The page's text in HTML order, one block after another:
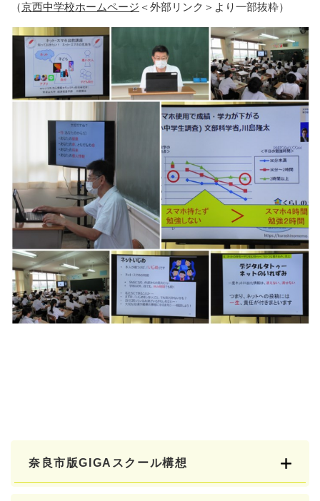
（京西中学校ホームページ ＜外部リンク＞ より一部抜粋）
奈良市版GIGAスクール構想